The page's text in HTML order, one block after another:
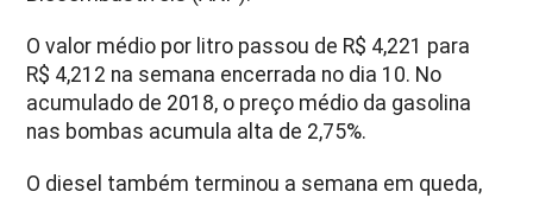
O valor médio por litro passou de R$ 4,221 para
R$ 4,212 na semana encerrada no dia 10. No
acumulado de 2018, o preço médio da gasolina
nas bombas acumula alta de 2,75%.
O diesel também terminou a semana em queda,